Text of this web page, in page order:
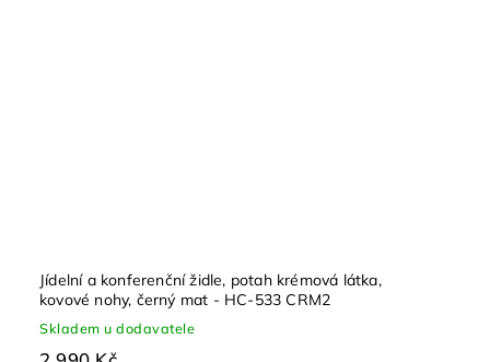
Jídelní a konferenční židle, potah krémová látka,
kovové nohy, černý mat - HC-533 CRM2
Skladem u dodavatele